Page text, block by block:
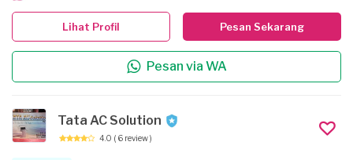
Pesan Sekarang
Pesan via WA
Lihat Profil
Tata AC Solution
4.0 ( 6 review )